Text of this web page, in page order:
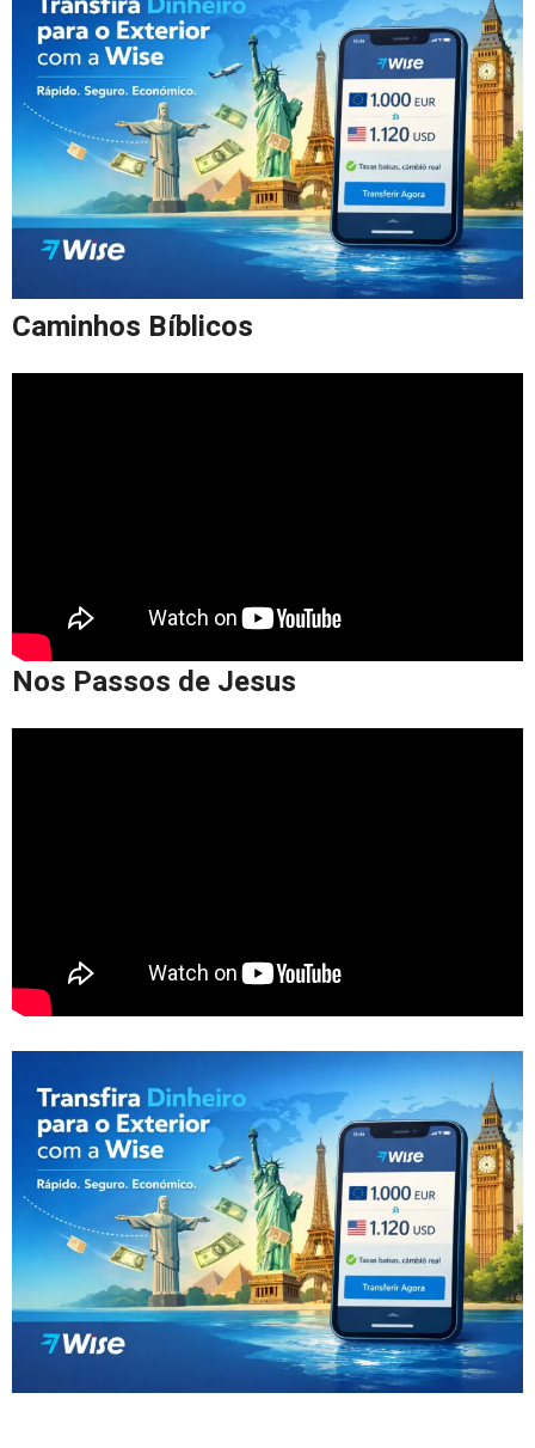
Caminhos Bíblicos
Nos Passos de Jesus